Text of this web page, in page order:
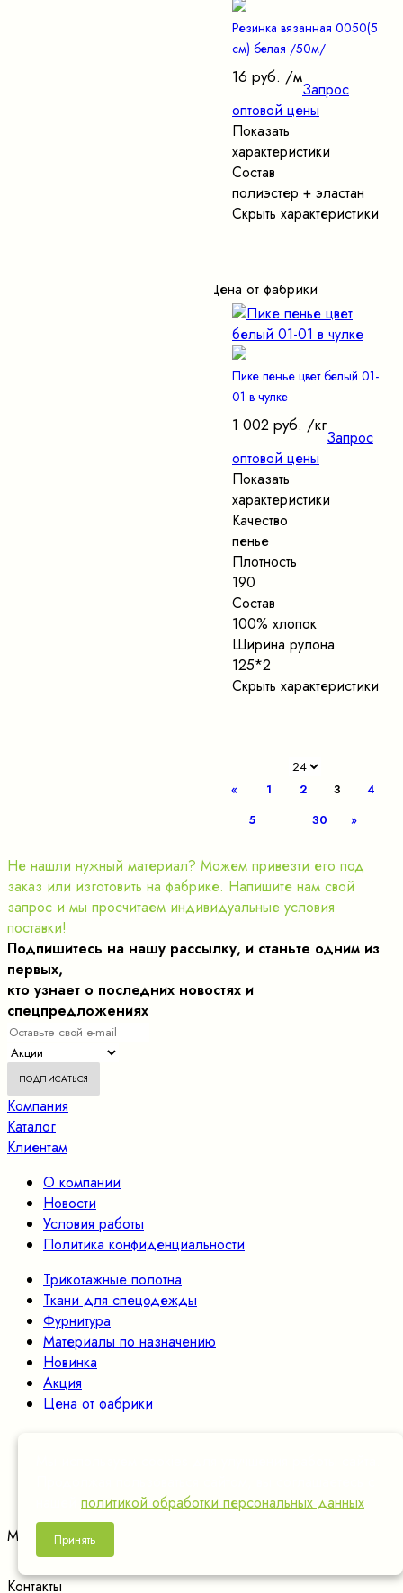
Резинка вязанная 0050(5
см) белая /50м/
16 руб. /м
Запрос
оптовой цены
Показать
характеристики
Состав
полиэстер + эластан
Скрыть характеристики
Цена от фабрики
Пике пенье цвет белый 01-
01 в чулке
1 002 руб. /кг
Запрос
оптовой цены
Показать
характеристики
Качество
пенье
Плотность
190
Состав
100% хлопок
Ширина рулона
125*2
Скрыть характеристики
« 1 2 3
4
5
30 »
Не нашли нужный материал? Можем привезти его под
заказ или изготовить на фабрике. Напишите нам свой
запрос и мы просчитаем индивидуальные условия
поставки!
Подпишитесь на нашу рассылку, и станьте одним из
первых,
кто узнает о последних новостях и
спецпредложениях
Компания
Каталог
Клиентам
О компании
Новости
Условия работы
Политика конфиденциальности
Трикотажные полотна
Ткани для спецодежды
Фурнитура
Материалы по назначению
Новинка
Акция
Цена от фабрики
Возможности сайта
Мы в социальных сетях:
Контакты
политикой обработки персональных данных
Принять